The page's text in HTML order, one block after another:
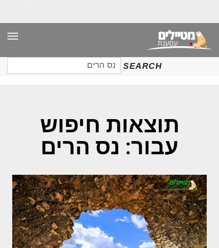
SEARCH
חיפוש
עבור:
תוצאות חיפוש
עבור: נס הרים